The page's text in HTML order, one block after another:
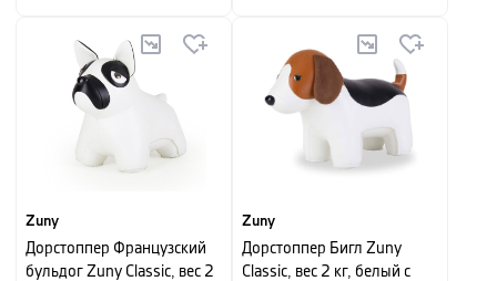
Zuny
Дорстоппер Французский
бульдог Zuny Classic, вес 2
Zuny
Дорстоппер Бигл Zuny
Classic, вес 2 кг, белый с